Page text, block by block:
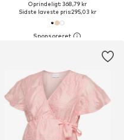
Oprindeligt: 368,79 kr
Sidste laveste pris:295,03 kr